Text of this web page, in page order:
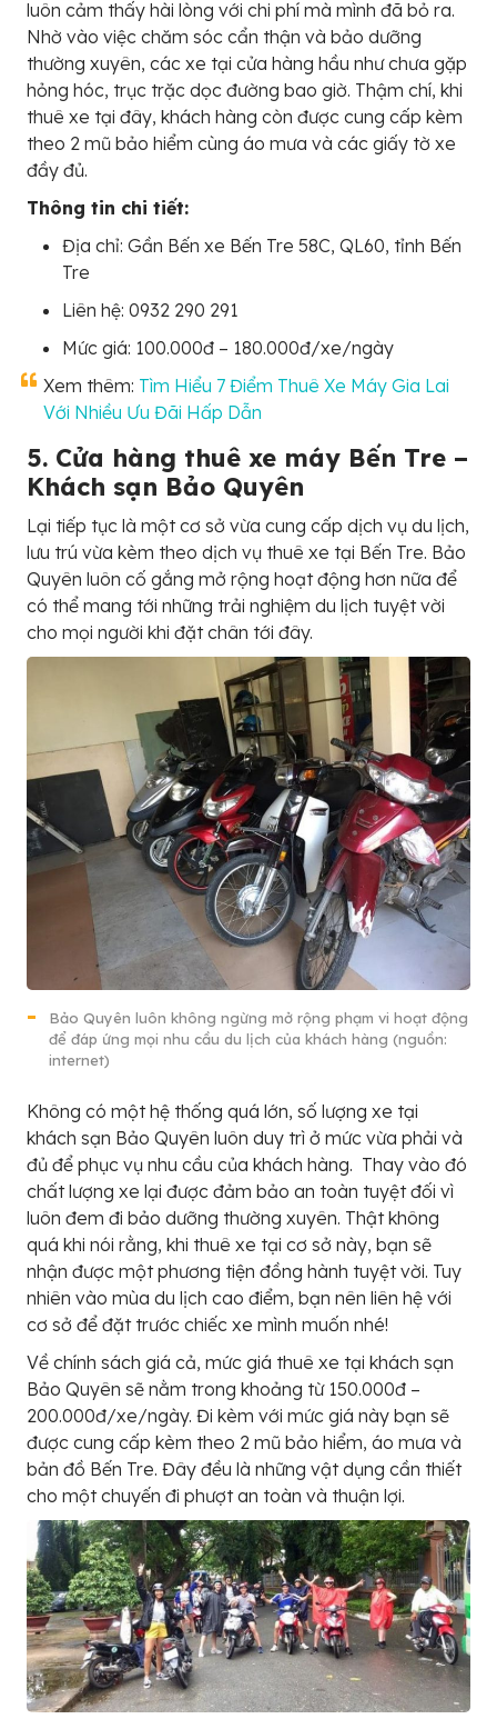
luôn cảm thấy hài lòng với chi phí mà mình đã bỏ ra.
Nhờ vào việc chăm sóc cẩn thận và bảo dưỡng
thường xuyên, các xe tại cửa hàng hầu như chưa gặp
hỏng hóc, trục trặc dọc đường bao giờ. Thậm chí, khi
thuê xe tại đây, khách hàng còn được cung cấp kèm
theo 2 mũ bảo hiểm cùng áo mưa và các giấy tờ xe
đầy đủ.
Thông tin chi tiết:
Địa chỉ: Gần Bến xe Bến Tre 58C, QL60, tỉnh Bến
Tre
Liên hệ: 0932 290 291
Mức giá: 100.000đ – 180.000đ/xe/ngày
Xem thêm: Tìm Hiểu 7 Điểm Thuê Xe Máy Gia Lai
Với Nhiều Ưu Đãi Hấp Dẫn
5. Cửa hàng thuê xe máy Bến Tre –
Khách sạn Bảo Quyên
Lại tiếp tục là một cơ sở vừa cung cấp dịch vụ du lịch,
lưu trú vừa kèm theo dịch vụ thuê xe tại Bến Tre. Bảo
Quyên luôn cố gắng mở rộng hoạt động hơn nữa để
có thể mang tới những trải nghiệm du lịch tuyệt vời
cho mọi người khi đặt chân tới đây.
Bảo Quyên luôn không ngừng mở rộng phạm vi hoạt động
để đáp ứng mọi nhu cầu du lịch của khách hàng (nguồn:
internet)
Không có một hệ thống quá lớn, số lượng xe tại
khách sạn Bảo Quyên luôn duy trì ở mức vừa phải và
đủ để phục vụ nhu cầu của khách hàng. Thay vào đó
chất lượng xe lại được đảm bảo an toàn tuyệt đối vì
luôn đem đi bảo dưỡng thường xuyên. Thật không
quá khi nói rằng, khi thuê xe tại cơ sở này, bạn sẽ
nhận được một phương tiện đồng hành tuyệt vời. Tuy
nhiên vào mùa du lịch cao điểm, bạn nên liên hệ với
cơ sở để đặt trước chiếc xe mình muốn nhé!
Về chính sách giá cả, mức giá thuê xe tại khách sạn
Bảo Quyên sẽ nằm trong khoảng từ 150.000đ –
200.000đ/xe/ngày. Đi kèm với mức giá này bạn sẽ
được cung cấp kèm theo 2 mũ bảo hiểm, áo mưa và
bản đồ Bến Tre. Đây đều là những vật dụng cần thiết
cho một chuyến đi phượt an toàn và thuận lợi.